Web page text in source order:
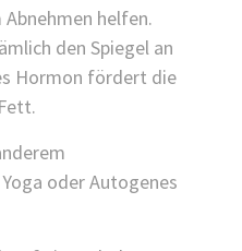
helfen.
den Spiegel an
Hormon fördert die
oder Autogenes